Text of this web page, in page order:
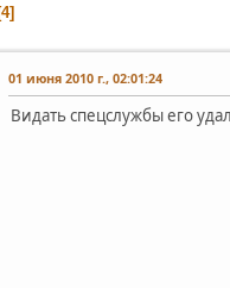
4
01 июня 2010 г., 02:01:24
Видать спецслужбы его